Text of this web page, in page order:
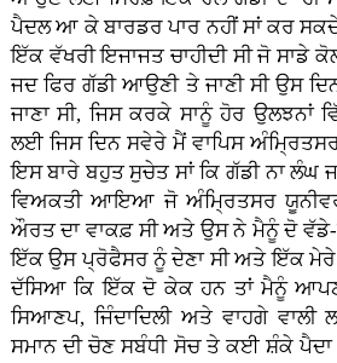
ਪੈਦਲ ਆ ਕੇ ਬਾਰਡਰ ਪਾਰ ਨਹੀਂ ਸਾਂ ਕਰ
ਇੱਕ ਵੱਖਰੀ ਇਜਾਜਤ ਚਾਹੀਦੀ ਸੀ ਜੋ ਸਾਡੇ
ਜਦ ਫਿਰ ਗੱਡੀ ਆਉਣੀ ਤੇ ਜਾਣੀ ਸੀ ਉਸ
ਜਾਣਾ ਸੀ, ਜਿਸ ਕਰਕੇ ਸਾਨੂੰ ਹੋਰ ਉਲਝਨਾਂ
ਲਈ ਜਿਸ ਦਿਨ ਸਵੇਰੇ ਮੈਂ ਵਾਪਿਸ
ਇਸ ਬਾਰੇ ਬਹੁਤ ਸੁਚੇਤ ਸਾਂ ਕਿ ਗੱਡੀ ਨਾ ਲੰਘ
ਵਿਅਕਤੀ ਆਇਆ ਜੋ ਅੰਮ੍ਰਿਤਸਰ
ਔਰਤ ਦਾ ਵਾਕਫ਼ ਸੀ ਅਤੇ ਉਸ ਨੇ ਮੈਨੂੰ ਦੋ ਵੱਡੇ-
ਇੱਕ ਉਸ ਪ੍ਰੋਫੈਸਰ ਨੂੰ ਦੇਣਾ ਸੀ ਅਤੇ ਇੱਕ
ਦੱਸਿਆ ਕਿ ਇੱਕ ਦੋ ਕੇਕ ਹਨ ਤਾਂ ਮੈਨੂੰ ਆਪਣੀ
ਸਿਆਣਪ, ਜਿੰਦਾਦਿਲੀ ਅਤੇ ਵਾਹਗੇ
ਸਮਾਨ ਦੀ ਚੋਣ ਸਬੰਧੀ ਸੋਚ ਤੇ ਕਈ ਸ਼ੰਕੇ